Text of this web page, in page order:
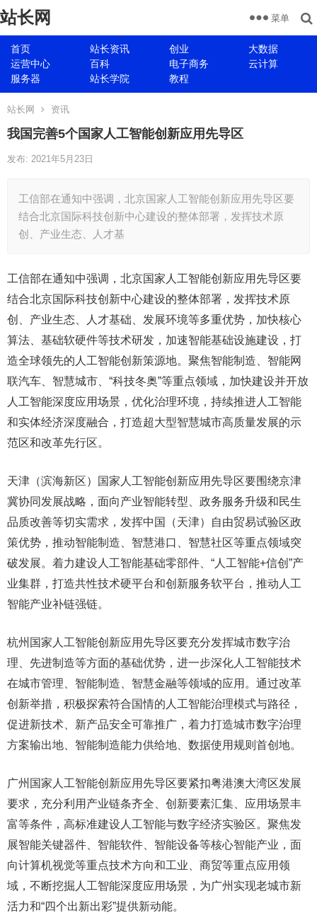
站长网
首页 站长资讯 创业
大数据
运营中心
百科 电子商务
云计算
服务器
站长学院 教程
菜单
站长网 资讯
我国完善5个国家人工智能创新应用先导区
发布: 2021年5月23日
工信部在通知中强调，北京国家人工智能创新应用先导区要
结合北京国际科技创新中心建设的整体部署，发挥技术原
创、产业生态、人才基
工信部在通知中强调，北京国家人工智能创新应用先导区要
结合北京国际科技创新中心建设的整体部署，发挥技术原
创、产业生态、人才基础、发展环境等多重优势，加快核心
算法、基础软硬件等技术研发，加速智能基础设施建设，打
造全球领先的人工智能创新策源地。聚焦智能制造、智能网
联汽车、智慧城市、“科技冬奥”等重点领域，加快建设并开放
人工智能深度应用场景，优化治理环境，持续推进人工智能
和实体经济深度融合，打造超大型智慧城市高质量发展的示
范区和改革先行区。
天津（滨海新区）国家人工智能创新应用先导区要围绕京津
冀协同发展战略，面向产业智能转型、政务服务升级和民生
品质改善等切实需求，发挥中国（天津）自由贸易试验区政
策优势，推动智能制造、智慧港口、智慧社区等重点领域突
破发展。着力建设人工智能基础零部件、“人工智能+信创”产
业集群，打造共性技术硬平台和创新服务软平台，推动人工
智能产业补链强链。
杭州国家人工智能创新应用先导区要充分发挥城市数字治
理、先进制造等方面的基础优势，进一步深化人工智能技术
在城市管理、智能制造、智慧金融等领域的应用。通过改革
创新举措，积极探索符合国情的人工智能治理模式与路径，
促进新技术、新产品安全可靠推广，着力打造城市数字治理
方案输出地、智能制造能力供给地、数据使用规则首创地。
广州国家人工智能创新应用先导区要紧扣粤港澳大湾区发展
要求，充分利用产业链条齐全、创新要素汇集、应用场景丰
富等条件，高标准建设人工智能与数字经济实验区。聚焦发
展智能关键器件、智能软件、智能设备等核心智能产业，面
向计算机视觉等重点技术方向和工业、商贸等重点应用领
域，不断挖掘人工智能深度应用场景，为广州实现老城市新
活力和“四个出新出彩”提供新动能。